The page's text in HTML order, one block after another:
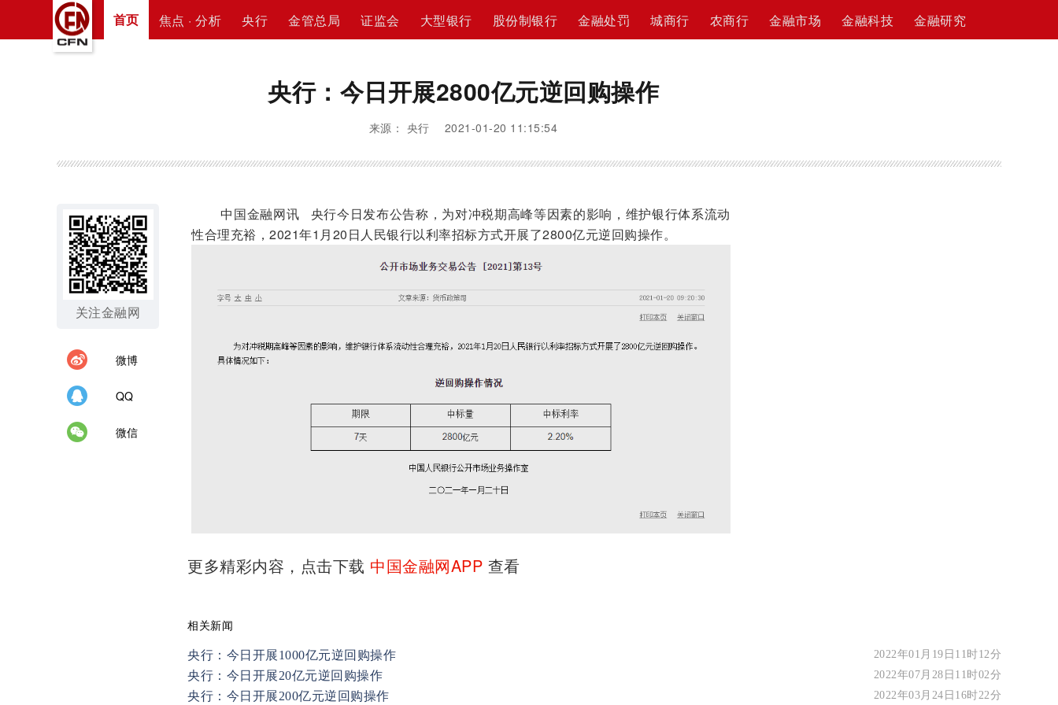
首页 焦点 · 分析 央行 金管总局 证监会 大型银行 股份制银行 金融处罚 城商行 农商行 金融市场 金融科技 金融研究
央行：今日开展2800亿元逆回购操作
来源： 央行 2021-01-20 11:15:54
关注金融网
微博
QQ
微信
中国金融网讯 央行今日发布公告称，为对冲税期高峰等因素的影响，维护银行体系流动
性合理充裕，2021年1月20日人民银行以利率招标方式开展了2800亿元逆回购操作。
更多精彩内容，点击下载 中国金融网APP 查看
相关新闻
央行：今日开展1000亿元逆回购操作 2022年01月19日11时12分
央行：今日开展20亿元逆回购操作 2022年07月28日11时02分
央行：今日开展200亿元逆回购操作 2022年03月24日16时22分